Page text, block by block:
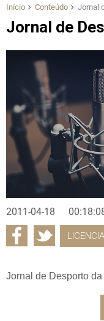
Início Conteúdo Jornal
Jornal de
2011-04-18
Jornal de Desporto da